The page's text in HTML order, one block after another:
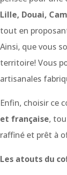
Lille, Douai,
tout en
Ainsi, que vous
territoire! Vous
artisanales
Enfin, choisir ce
et française,
raffiné et prêt à
Les atouts du